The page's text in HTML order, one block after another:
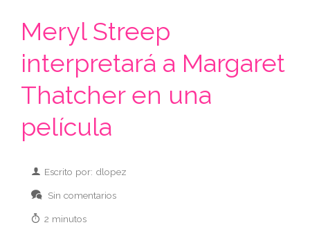
Meryl Streep
interpretará a Margaret
Thatcher en una
película
Escrito por: dlopez
Sin comentarios
2 minutos